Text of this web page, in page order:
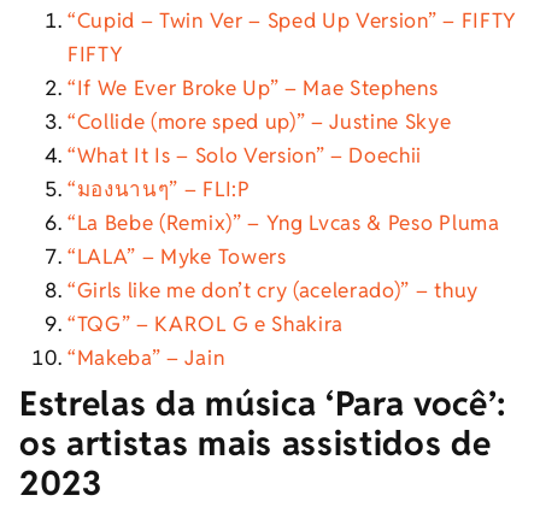
“Cupid – Twin Ver – Sped Up Version” – FIFTY
FIFTY
“If We Ever Broke Up” – Mae Stephens
“Collide (more sped up)” – Justine Skye
“What It Is – Solo Version” – Doechii
“มองนานๆ” – FLI:P
“La Bebe (Remix)” – Yng Lvcas & Peso Pluma
“LALA” – Myke Towers
“Girls like me don’t cry (acelerado)” – thuy
“TQG” – KAROL G e Shakira
“Makeba” – Jain
Estrelas da música ‘Para você’:
os artistas mais assistidos de
2023